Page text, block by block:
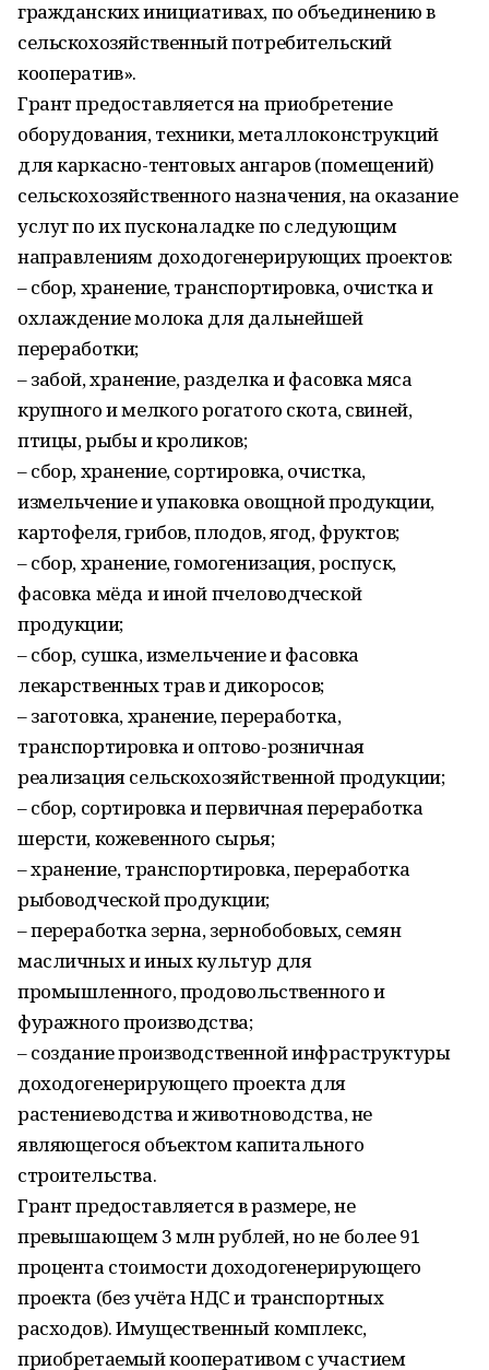
гражданских инициативах, по объединению в
сельскохозяйственный потребительский
кооператив».
Грант предоставляется на приобретение
оборудования, техники, металлоконструкций
для каркасно-тентовых ангаров (помещений)
сельскохозяйственного назначения, на оказание
услуг по их пусконаладке по следующим
направлениям доходогенерирующих проектов:
– сбор, хранение, транспортировка, очистка и
охлаждение молока для дальнейшей
переработки;
– забой, хранение, разделка и фасовка мяса
крупного и мелкого рогатого скота, свиней,
птицы, рыбы и кроликов;
– сбор, хранение, сортировка, очистка,
измельчение и упаковка овощной продукции,
картофеля, грибов, плодов, ягод, фруктов;
– сбор, хранение, гомогенизация, роспуск,
фасовка мёда и иной пчеловодческой
продукции;
– сбор, сушка, измельчение и фасовка
лекарственных трав и дикоросов;
– заготовка, хранение, переработка,
транспортировка и оптово-розничная
реализация сельскохозяйственной продукции;
– сбор, сортировка и первичная переработка
шерсти, кожевенного сырья;
– хранение, транспортировка, переработка
рыбоводческой продукции;
– переработка зерна, зернобобовых, семян
масличных и иных культур для
промышленного, продовольственного и
фуражного производства;
– создание производственной инфраструктуры
доходогенерирующего проекта для
растениеводства и животноводства, не
являющегося объектом капитального
строительства.
Грант предоставляется в размере, не
превышающем 3 млн рублей, но не более 91
процента стоимости доходогенерирующего
проекта (без учёта НДС и транспортных
расходов). Имущественный комплекс,
приобретаемый кооперативом с участием